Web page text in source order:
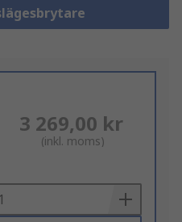
3 269,00 kr
(inkl. moms)